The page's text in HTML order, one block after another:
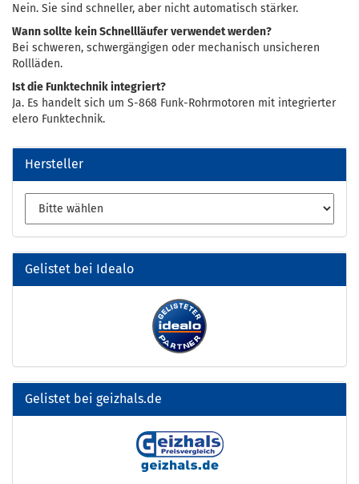
Nein. Sie sind schneller, aber nicht automatisch stärker.
Wann sollte kein Schnellläufer verwendet werden?
Bei schweren, schwergängigen oder mechanisch unsicheren
Rollläden.
Ist die Funktechnik integriert?
Ja. Es handelt sich um S-868 Funk-Rohrmotoren mit integrierter
elero Funktechnik.
Hersteller
Gelistet bei Idealo
Gelistet bei geizhals.de